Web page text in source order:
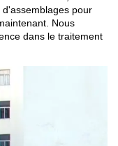
pour
Nous
dans le traitement